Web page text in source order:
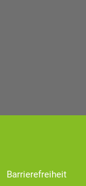
Barrierefreiheit